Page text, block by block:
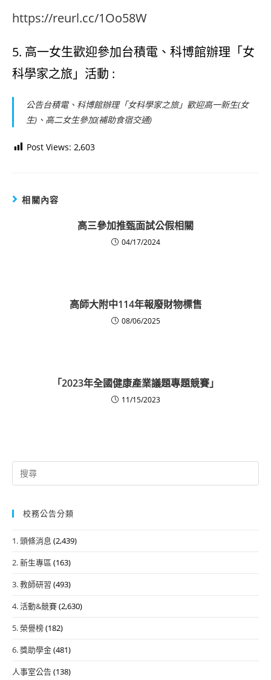
https://reurl.cc/1Oo58W
5. 高一女生歡迎參加台積電、科博館辦理「女
科學家之旅」活動 :
公告台積電、科博館辦理「女科學家之旅」歡迎高一新生(女
生)、高二女生參加(補助食宿交通)
Post Views: 2,603
相關內容
高三參加推甄面試公假相關
04/17/2024
高師大附中114年報廢財物標售
08/06/2025
「2023年全國健康產業議題專題競賽」
11/15/2023
Search
for:
校務公告分類
1. 頭條消息 (2,439)
2. 新生專區 (163)
3. 教師研習 (493)
4. 活動&競賽(2,630)
5. 榮譽榜(182)
6. 獎助學金(481)
人事室公告(138)